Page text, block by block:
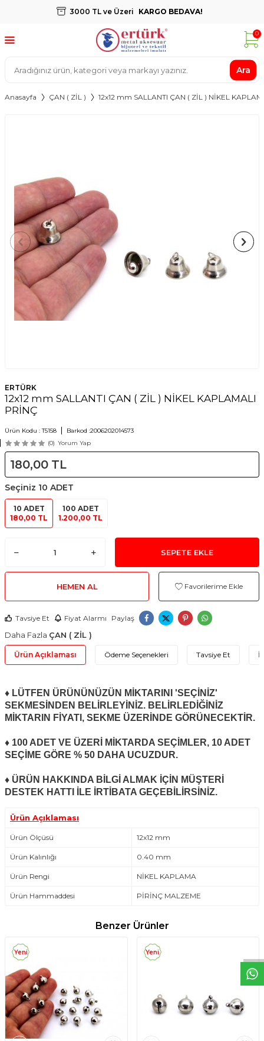
3000 TL ve Üzeri KARGO BEDAVA!
Ara
0
Anasayfa ÇAN ( ZİL ) 12x12 mm SALLANTI ÇAN ( ZİL ) NİKEL
ERTÜRK
12x12 mm SALLANTI ÇAN ( ZİL ) NİKEL KAPLAMALI
PRİNÇ
Ürün Kodu :T5158 Barkod :2006202014573
(0) Yorum Yap
180,00 TL
Seçiniz 10 ADET
10 ADET
180,00 TL
100 ADET
1.200,00 TL
SEPETE EKLE
HEMEN AL Favorilerime Ekle
Tavsiye Et Fiyat Alarmı Paylaş
Daha Fazla ÇAN ( ZİL )
Ürün Açıklaması Ödeme Seçenekleri Tavsiye Et
♦ LÜTFEN ÜRÜNÜNÜZÜN MİKTARINI 'SEÇİNİZ'
SEKMESİNDEN BELİRLEYİNİZ. BELİRLEDİĞİNİZ
MİKTARIN FİYATI, SEKME ÜZERİNDE GÖRÜNECEKTİR.
♦ 100 ADET VE ÜZERİ MİKTARDA SEÇİMLER, 10 ADET
SEÇİME GÖRE % 50 DAHA UCUZDUR.
♦ ÜRÜN HAKKINDA BİLGİ ALMAK İÇİN MÜŞTERİ
DESTEK HATTI İLE İRTİBATA GEÇEBİLİRSİNİZ.
Ürün Açıklaması
Ürün Ölçüsü 12x12 mm
Ürün Kalınlığı 0.40 mm
Ürün Rengi NİKEL KAPLAMA
Ürün Hammaddesi PİRİNÇ MALZEME
Benzer Ürünler
Yeni Yeni